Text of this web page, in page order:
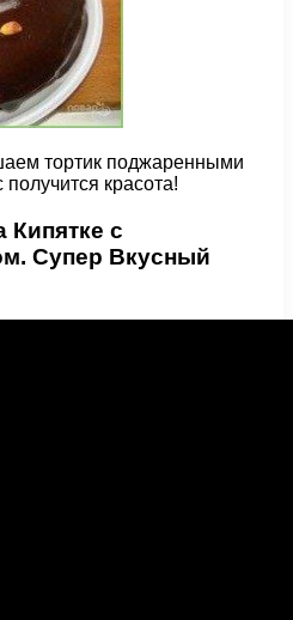
тортик поджаренными
красота!
с
Супер Вкусный